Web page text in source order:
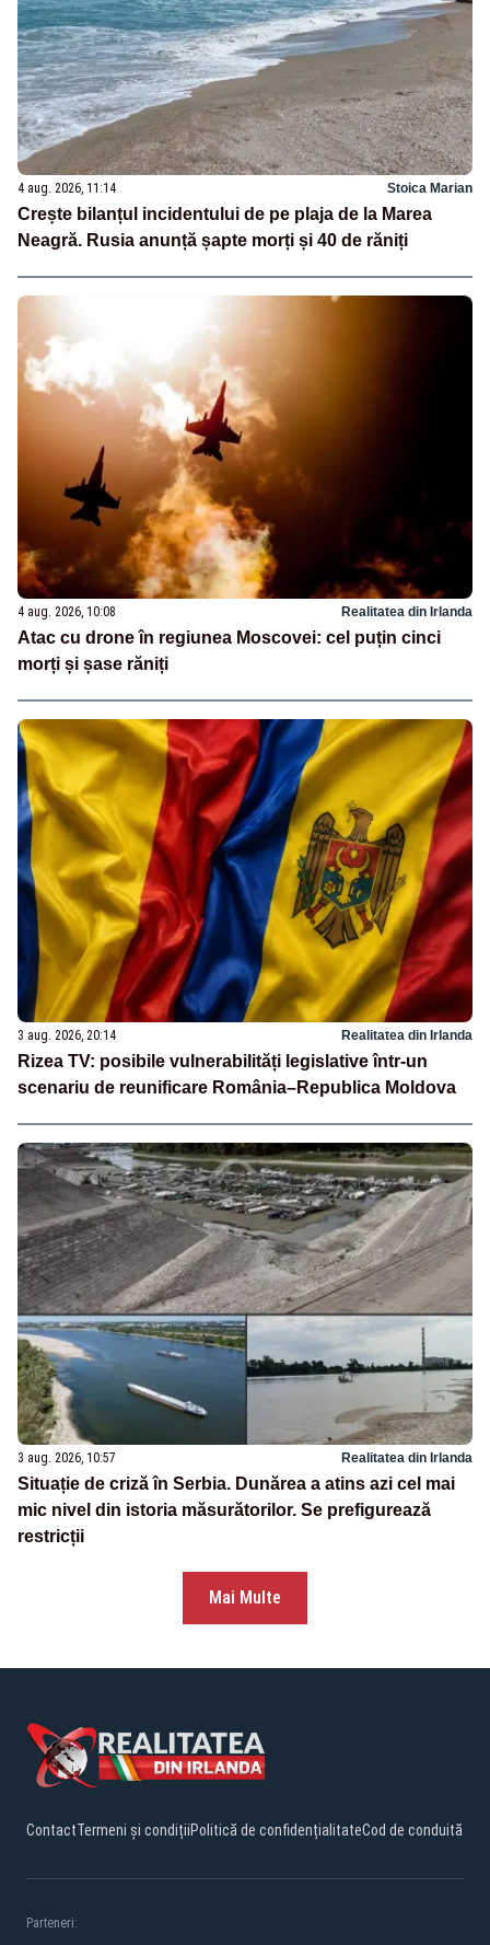
4 aug. 2026, 11:14 Stoica Marian
Crește bilanțul incidentului de pe plaja de la Marea
Neagră. Rusia anunță șapte morți și 40 de răniți
4 aug. 2026, 10:08 Realitatea din Irlanda
Atac cu drone în regiunea Moscovei: cel puțin cinci
morți și șase răniți
3 aug. 2026, 20:14 Realitatea din Irlanda
Rizea TV: posibile vulnerabilități legislative într-un
scenariu de reunificare România–Republica Moldova
3 aug. 2026, 10:57 Realitatea din Irlanda
Situație de criză în Serbia. Dunărea a atins azi cel mai
mic nivel din istoria măsurătorilor. Se prefigurează
restricții
Mai Multe
ContactTermeni și condițiiPolitică de confidențialitateCod de conduită
Parteneri: